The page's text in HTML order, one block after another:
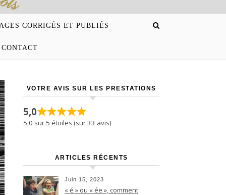
CORRIGÉS ET PUBLIÉS
CONTACT
VOTRE AVIS SUR LES PRESTATIONS
5,0
5,0 sur 5 étoiles (sur 33 avis)
ARTICLES RÉCENTS
Juin 15, 2023
« é » ou « ée », comment